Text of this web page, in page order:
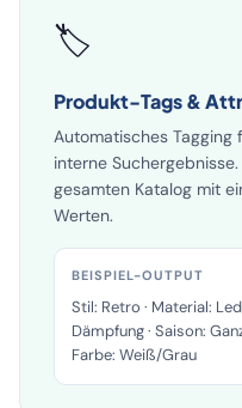
🏷️
Produkt-Tags &
Automatisches Tagging
interne
gesamten Katalog mit
BEISPIEL-OUTPUT
Stil: Retro · Material:
Dämpfung · Saison:
Farbe: Weiß/Grau